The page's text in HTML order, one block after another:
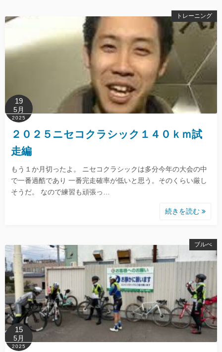
トレーニング
19
5月
2025
２０２５ニセコクラシック１４０ｋｍ試
走編
もう１か月切ったよ。 ニセコクラシックは多分今年の大会の中
で一番過酷であり 一番完走確率が低いと思う。そのくらい厳し
そうだ。 なので練習も頑張っ…
続きを読む
ブルべ
15
5月
2025